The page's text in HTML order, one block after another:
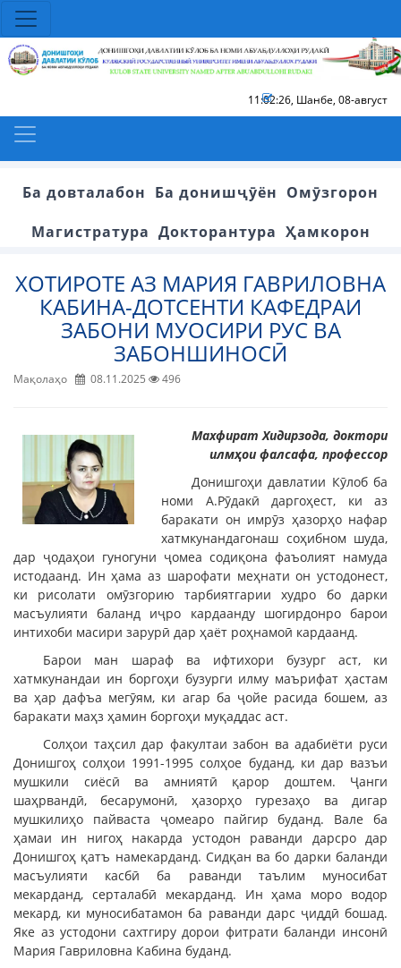
11:02:27, Шанбе, 08-август
Ба довталабон Ба донишҷӯён Омӯзгорон
Магистратура Докторантура Ҳамкорон
ХОТИРОТЕ АЗ МАРИЯ ГАВРИЛОВНА
КАБИНА-ДОТСЕНТИ КАФЕДРАИ
ЗАБОНИ МУОСИРИ РУС ВА
ЗАБОНШИНОСӢ
Мақолаҳо 08.11.2025 496
Махфират Хидирзода, доктори
илмҳои фалсафа, профессор
Донишгоҳи давлатии Кӯлоб ба
номи А.Рӯдакӣ даргоҳест, ки аз
баракати он имрӯз ҳазорҳо нафар
хатмкунандагонаш соҳибном шуда,
дар ҷодаҳои гуногуни ҷомеа содиқона фаъолият намуда
истодаанд. Ин ҳама аз шарофати меҳнати он устодонест,
ки рисолати омӯзгорию тарбиятгарии худро бо дарки
масъулияти баланд иҷро кардаанду шогирдонро барои
интихоби масири зарурӣ дар ҳаёт роҳнамоӣ кардаанд.
Барои ман шараф ва ифтихори бузург аст, ки
хатмкунандаи ин боргоҳи бузурги илму маърифат ҳастам
ва ҳар дафъа мегӯям, ки агар ба ҷойе расида бошем, аз
баракати маҳз ҳамин боргоҳи муқаддас аст.
Солҳои таҳсил дар факултаи забон ва адабиёти руси
Донишгоҳ солҳои 1991-1995 солҳое буданд, ки дар вазъи
мушкили сиёсӣ ва амниятӣ қарор доштем. Ҷанги
шаҳрвандӣ, бесарумонӣ, ҳазорҳо гурезаҳо ва дигар
мушкилиҳо пайваста ҷомеаро пайгир буданд. Вале ба
ҳамаи ин нигоҳ накарда устодон раванди дарсро дар
Донишгоҳ қатъ намекарданд. Сидқан ва бо дарки баланди
масъулияти касбӣ ба раванди таълим муносибат
мекарданд, серталабӣ мекарданд. Ин ҳама моро водор
мекард, ки муносибатамон ба раванди дарс ҷиддӣ бошад.
Яке аз устодони сахтгиру дорои фитрати баланди инсонӣ
Мария Гавриловна Кабина буданд.